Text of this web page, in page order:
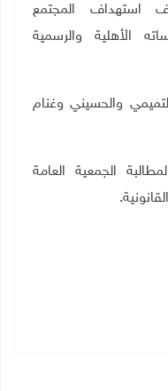
استهداف المجتمع
الأهلية والرسمية
والحسيني وغنام
الجمعية العامة